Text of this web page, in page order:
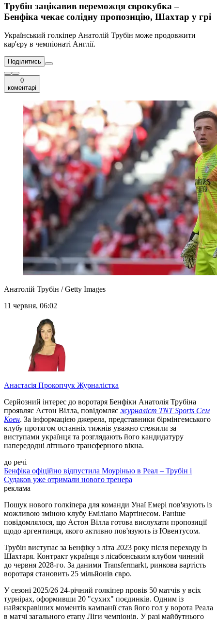
Трубін зацікавив переможця єврокубка –
Бенфіка чекає солідну пропозицію, Шахтар у грі
Український голкіпер Анатолій Трубін може продовжити
кар'єру в чемпіонаті Англії.
Поділитись
0
коментарі
Анатолій Трубін / Getty Images
11 червня, 06:02
Анастасія Прокопчук Журналістка
Серйозний інтерес до воротаря Бенфіки Анатолія Трубіна
проявляє Астон Вілла, повідомляє журналіст TNT Sports Сем
Коен. За інформацією джерела, представники бірмінгемського
клубу протягом останніх тижнів уважно стежили за
виступами українця та розглядають його кандидатуру
напередодні літнього трансферного вікна.
до речі
Бенфіка офіційно відпустила Моурінью в Реал – Трубін і
Судаков уже отримали нового тренера
реклама
Пошук нового голкіпера для команди Унаї Емері пов'язують із
можливою зміною клубу Еміліано Мартінесом. Раніше
повідомлялося, що Астон Вілла готова вислухати пропозиції
щодо аргентинця, якого активно пов'язують із Ювентусом.
Трубін виступає за Бенфіку з літа 2023 року після переходу із
Шахтаря. Контракт українця з лісабонським клубом чинний
до червня 2028-го. За даними Transfermarkt, ринкова вартість
воротаря становить 25 мільйонів євро.
У сезоні 2025/26 24-річний голкіпер провів 50 матчів у всіх
турнірах, оформивши 20 "сухих" поєдинків. Одним із
найяскравіших моментів кампанії став його гол у ворота Реала
в матчі загального етапу Ліги чемпіонів. У разі майбутнього